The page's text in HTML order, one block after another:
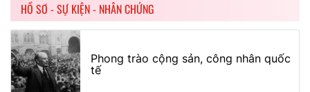
HỒ SƠ - SỰ KIỆN - NHÂN CHỨNG
Phong trào cộng sản, công nhân quốc
tế